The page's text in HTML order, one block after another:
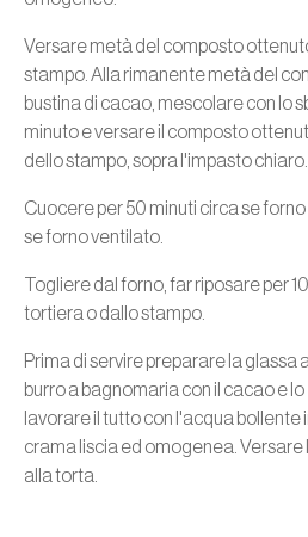
Versare metà del composto
stampo. Alla rimanente metà del
bustina di cacao, mescolare con lo
minuto e versare il composto
dello stampo, sopra l'impasto chiaro.
Cuocere per 50 minuti circa se
se forno ventilato.
Togliere dal forno, far riposare per
tortiera o dallo stampo.
Prima di servire preparare la glassa
burro a bagnomaria con il cacao e
lavorare il tutto con l'acqua bollente
crama liscia ed omogenea.
alla torta.